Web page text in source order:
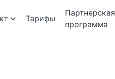
Тарифы
Партнерская
программа